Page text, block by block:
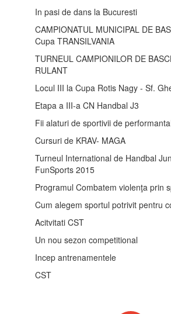
In pasi de dans la Bucuresti
CAMPIONATUL MUNICIPAL DE
Cupa TRANSILVANIA
TURNEUL CAMPIONILOR DE
RULANT
Locul III la Cupa Rotis Nagy - Sf.
Etapa a III-a CN Handbal J3
Fii alaturi de sportivii de
Cursuri de KRAV- MAGA
Turneul International de Handbal
FunSports 2015
Programul Combatem violenţa prin
Cum alegem sportul potrivit pentru
Acitvitati CST
Un nou sezon competitional
Incep antrenamentele
CST